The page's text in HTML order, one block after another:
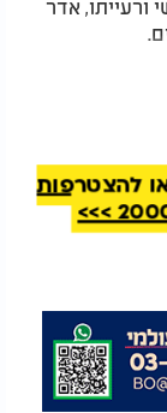
ורעייתו, אדר
להצטרפות